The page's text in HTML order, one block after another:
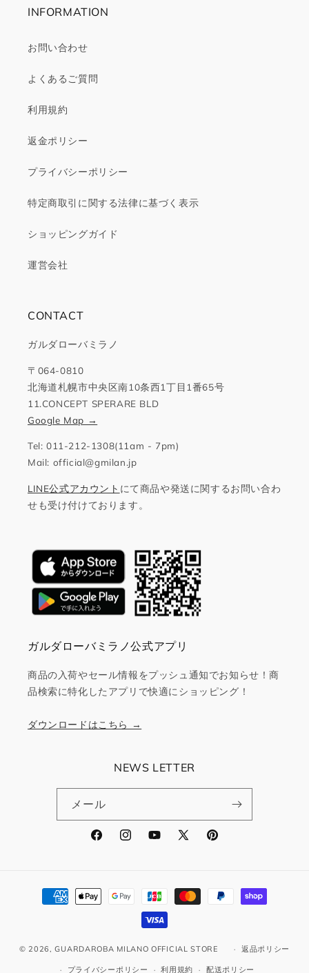
INFORMATION
お問い合わせ
よくあるご質問
利用規約
返金ポリシー
プライバシーポリシー
特定商取引に関する法律に基づく表示
ショッピングガイド
運営会社
CONTACT
ガルダローバミラノ
〒064-0810
北海道札幌市中央区南10条西1丁目1番65号
11.CONCEPT SPERARE BLD
Google Map →
Tel: 011-212-1308(11am - 7pm)
Mail: official@gmilan.jp
LINE公式アカウント にて商品や発送に関するお問い合わ
せも受け付けております。
ガルダローバミラノ公式アプリ
商品の入荷やセール情報をプッシュ通知でお知らせ！商
品検索に特化したアプリで快適にショッピング！
ダウンロードはこちら →
NEWS LETTER
メール
FacebookInstagramYouTube
X
Pinterest
法
© 2026,GUARDAROBA MILANO OFFICIAL STORE 返品ポリシー
プライバシーポリシー 利用規約 配送ポリシー